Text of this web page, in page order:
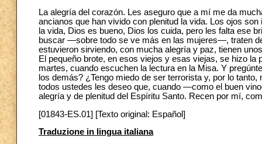
La alegría del corazón. Les aseguro que a mí me da
ancianos que han vivido con plenitud la vida. Los ojos
la vida, Dios es bueno, Dios los cuida, pero les falta ese
buscar —sobre todo se ve más en las mujeres—, traten
estuvieron sirviendo, con mucha alegría y paz, tienen
El pequeño brote, en esos viejos y esas viejas, se hizo
martes, cuando escuchen la lectura en la Misa. Y
los demás? ¿Tengo miedo de ser terrorista y, por lo
todos ustedes les deseo que, cuando —como el buen
alegría y de plenitud del Espíritu Santo. Recen por mí,
[01843-ES.01] [Texto original: Español]
Traduzione in lingua italiana